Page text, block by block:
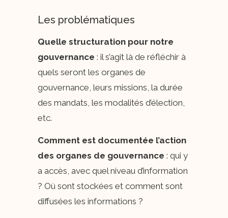
Les problématiques
Quelle structuration pour notre
gouvernance : il s’agit là de réfléchir à
quels seront les organes de
gouvernance, leurs missions, la durée
des mandats, les modalités d’élection,
etc.
Comment est documentée l’action
des organes de gouvernance : qui y
a accès, avec quel niveau d’information
? Où sont stockées et comment sont
diffusées les informations ?